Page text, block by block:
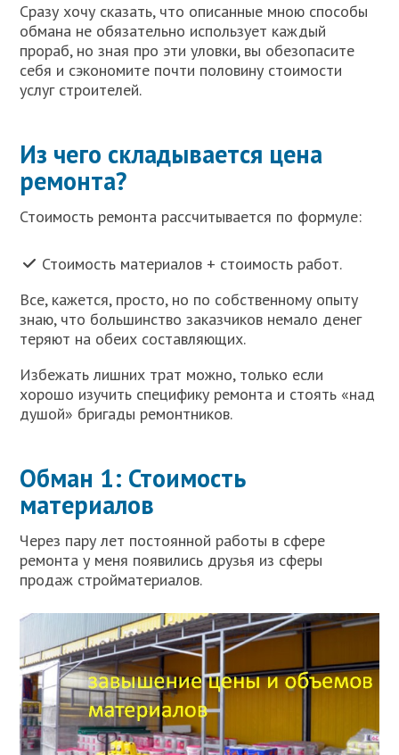
Сразу хочу сказать, что описанные мною способы
обмана не обязательно использует каждый
прораб, но зная про эти уловки, вы обезопасите
себя и сэкономите почти половину стоимости
услуг строителей.
Из чего складывается цена
ремонта?
Стоимость ремонта рассчитывается по формуле:
Стоимость материалов + стоимость работ.
Все, кажется, просто, но по собственному опыту
знаю, что большинство заказчиков немало денег
теряют на обеих составляющих.
Избежать лишних трат можно, только если
хорошо изучить специфику ремонта и стоять «над
душой» бригады ремонтников.
Обман 1: Стоимость
материалов
Через пару лет постоянной работы в сфере
ремонта у меня появились друзья из сферы
продаж стройматериалов.